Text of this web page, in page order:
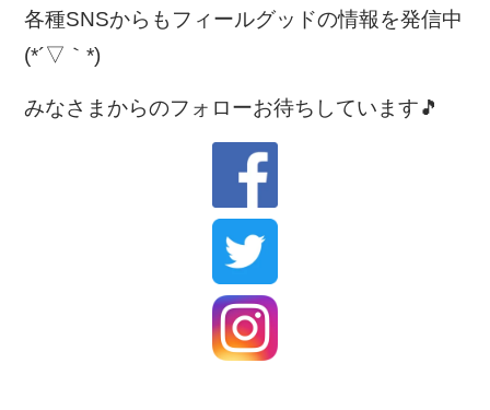
各種SNSからもフィールグッドの情報を発信中
(*´▽｀*)
みなさまからのフォローお待ちしています🎵